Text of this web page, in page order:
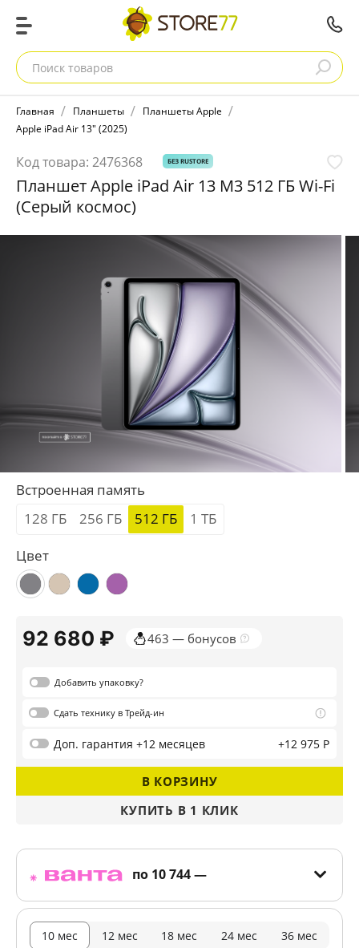
Поиск товаров
Главная Планшеты
Планшеты Apple
Apple iPad Air 13" (2025)
Код товара: 2476368 БЕЗ RUSTORE
Планшет Apple iPad Air 13 M3 512 ГБ Wi-Fi
(Серый космос)
Встроенная память
128 ГБ
256 ГБ 512 ГБ
1 ТБ
Цвет
92 680 ₽ 463 — бонусов
Добавить упаковку?
Сдать технику в Трейд-ин
Доп. гарантия +12 месяцев +12 975 Р
В КОРЗИНУ
КУПИТЬ В 1 КЛИК
ДАЛЕЕ
по 10 744 —
10 мес 12 мес 18 мес 24 мес 36 мес